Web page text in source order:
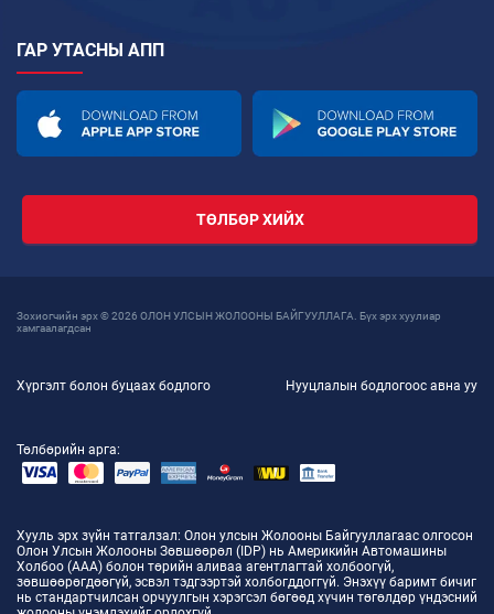
ГАР УТАСНЫ АПП
ТӨЛБӨР ХИЙХ
Зохиогчийн эрх © 2026 ОЛОН УЛСЫН ЖОЛООНЫ БАЙГУУЛЛАГА. Бүх эрх хуулиар
хамгаалагдсан
Хүргэлт болон буцаах бодлого Нууцлалын бодлогоос авна уу
Төлбөрийн арга:
Хууль эрх зүйн татгалзал: Олон улсын Жолооны Байгууллагаас олгосон
Олон Улсын Жолооны Зөвшөөрөл (IDP) нь Америкийн Автомашины
Холбоо (AAA) болон төрийн аливаа агентлагтай холбоогүй,
зөвшөөрөгдөөгүй, эсвэл тэдгээртэй холбогддоггүй. Энэхүү баримт бичиг
нь стандартчилсан орчуулгын хэрэгсэл бөгөөд хүчин төгөлдөр үндэсний